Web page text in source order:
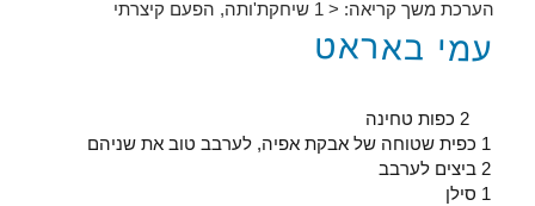
הערכת משך קריאה: < 1 שיחקת'ותה, הפעם קיצרתי
עמי באראט
2 כפות טחינה
1 כפית שטוחה של אבקת אפיה, לערבב טוב את שניהם
2 ביצים לערבב
1 סילן